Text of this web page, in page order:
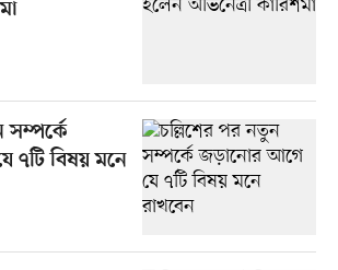
সম্পর্কে
৭টি বিষয় মনে